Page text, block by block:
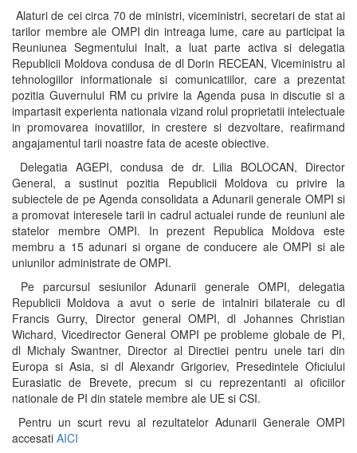
Alaturi de cei circa 70 de ministri, viceministri, secretari de stat ai
tarilor membre ale OMPI din intreaga lume, care au participat la
Reuniunea Segmentului Inalt, a luat parte activa si delegatia
Republicii Moldova condusa de dl Dorin RECEAN, Viceministru al
tehnologiilor informationale si comunicatiilor, care a prezentat
pozitia Guvernului RM cu privire la Agenda pusa in discutie si a
impartasit experienta nationala vizand rolul proprietatii intelectuale
in promovarea inovatiilor, in crestere si dezvoltare, reafirmand
angajamentul tarii noastre fata de aceste obiective.
Delegatia AGEPI, condusa de dr. Lilia BOLOCAN, Director
General, a sustinut pozitia Republicii Moldova cu privire la
subiectele de pe Agenda consolidata a Adunarii generale OMPI si
a promovat interesele tarii in cadrul actualei runde de reuniuni ale
statelor membre OMPI. In prezent Republica Moldova este
membru a 15 adunari si organe de conducere ale OMPI si ale
uniunilor administrate de OMPI.
Pe parcursul sesiunilor Adunarii generale OMPI, delegatia
Republicii Moldova a avut o serie de intalniri bilaterale cu dl
Francis Gurry, Director general OMPI, dl Johannes Christian
Wichard, Vicedirector General OMPI pe probleme globale de PI,
dl Michaly Swantner, Director al Directiei pentru unele tari din
Europa si Asia, si dl Alexandr Grigoriev, Presedintele Oficiului
Eurasiatic de Brevete, precum si cu reprezentanti ai oficiilor
nationale de PI din statele membre ale UE si CSI.
Pentru un scurt revu al rezultatelor Adunarii Generale OMPI
accesati AICI